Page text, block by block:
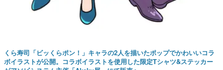
くら寿司「ビッくらポン！」キャラの2人を描いたポップでかわいいコラ
ボイラストが公開。コラボイラストを使用した限定Tシャツ&ステッカー